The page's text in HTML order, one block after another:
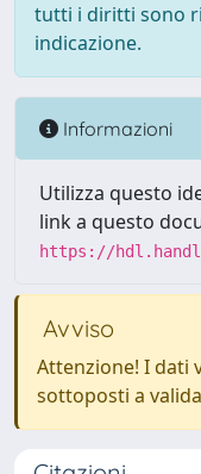
tutti i diritti sono
indicazione.
Informazioni
Utilizza questo
link a questo
https://
Avviso
Attenzione! I dati
sottoposti a